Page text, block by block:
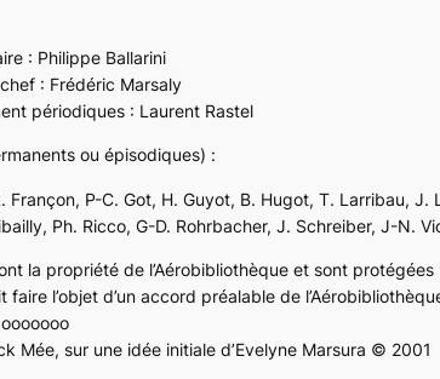
: Philippe Ballarini
: Frédéric Marsaly
périodiques : Laurent Rastel
ou épisodiques) :
P-C. Got, H. Guyot, B. Hugot, T. Larribau,
Ph. Ricco, G-D. Rohrbacher, J. Schreiber, J-N.
la propriété de l’Aérobibliothèque et sont
l’objet d’un accord préalable de
ooooooo
Mée, sur une idée initiale d’Evelyne Marsura © 2001